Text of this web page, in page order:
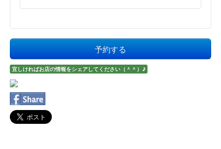
予約する
宜しければお店の情報をシェアしてください（＾＾）♪